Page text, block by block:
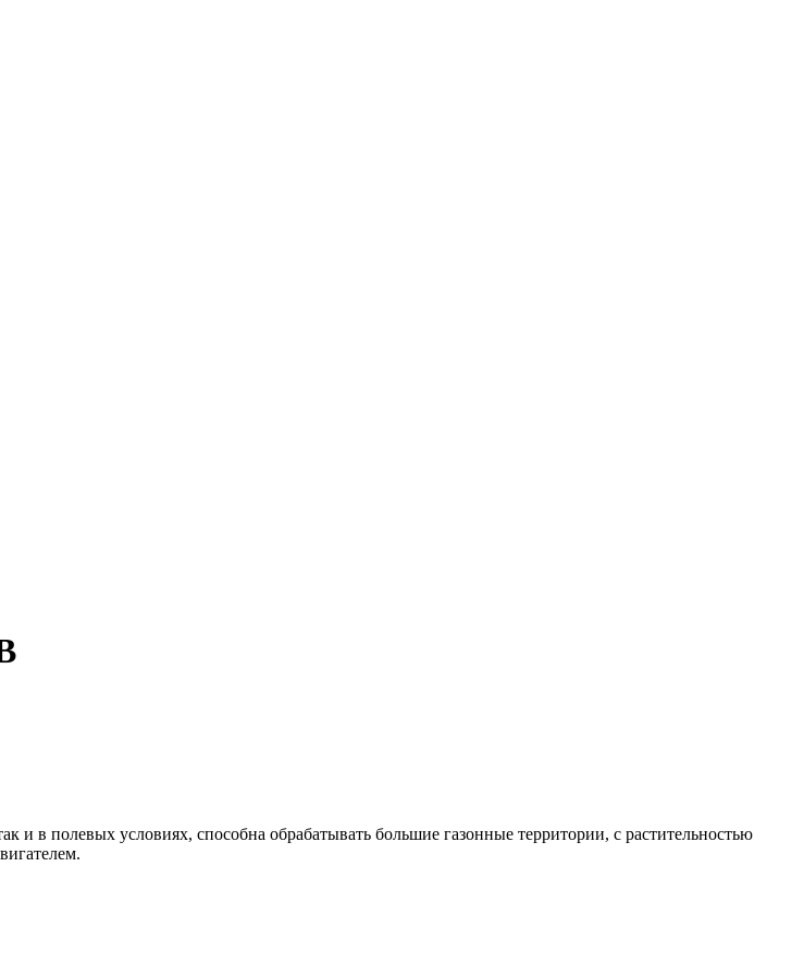
и в полевых условиях, способна обрабатывать большие газонные территории, с растительностью